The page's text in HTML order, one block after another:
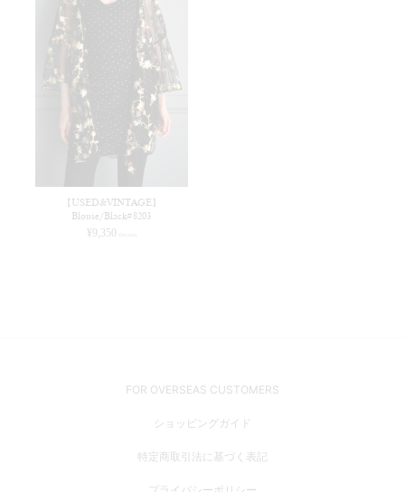
【USED&VINTAGE】
Blouse/Black#8203
¥ 9,350 (in tax)
FOR OVERSEAS CUSTOMERS
ショッピングガイド
特定商取引法に基づく表記